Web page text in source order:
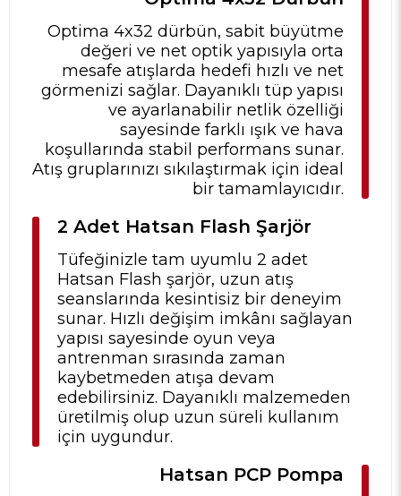
Optima 4x32 dürbün, sabit büyütme
değeri ve net optik yapısıyla orta
mesafe atışlarda hedefi hızlı ve net
görmenizi sağlar. Dayanıklı tüp yapısı
ve ayarlanabilir netlik özelliği
sayesinde farklı ışık ve hava
koşullarında stabil performans sunar.
Atış gruplarınızı sıkılaştırmak için ideal
bir tamamlayıcıdır.
2 Adet Hatsan Flash Şarjör
Tüfeğinizle tam uyumlu 2 adet
Hatsan Flash şarjör, uzun atış
seanslarında kesintisiz bir deneyim
sunar. Hızlı değişim imkânı sağlayan
yapısı sayesinde oyun veya
antrenman sırasında zaman
kaybetmeden atışa devam
edebilirsiniz. Dayanıklı malzemeden
üretilmiş olup uzun süreli kullanım
için uygundur.
Hatsan PCP Pompa